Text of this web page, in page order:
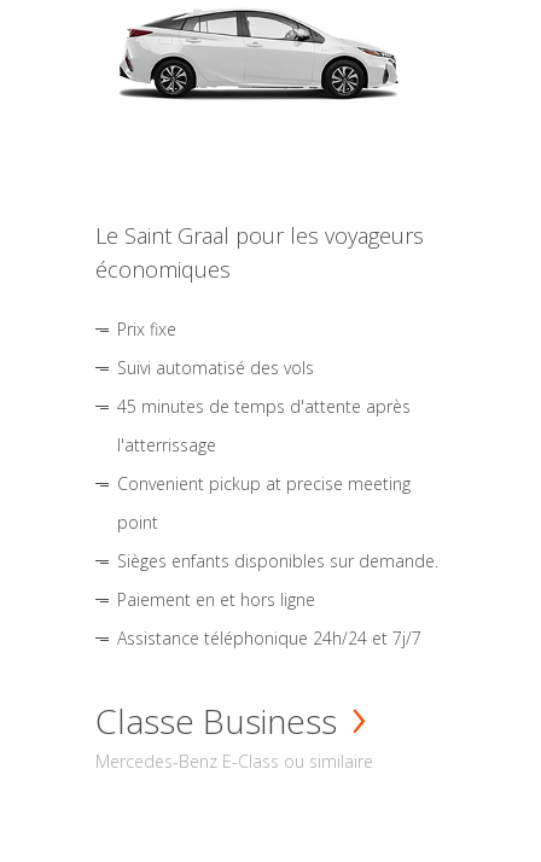
Le Saint Graal pour les voyageurs
économiques
Prix fixe
Suivi automatisé des vols
45 minutes de temps d'attente après
l'atterrissage
Convenient pickup at precise meeting
point
Sièges enfants disponibles sur demande.
Paiement en et hors ligne
Assistance téléphonique 24h/24 et 7j/7
Classe Business
Mercedes-Benz E-Class ou similaire